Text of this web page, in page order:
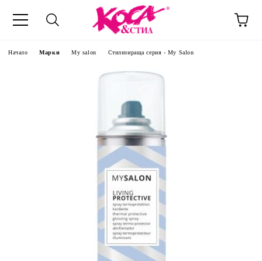
Начало Марки My salon Стилизираща серия - My Salon